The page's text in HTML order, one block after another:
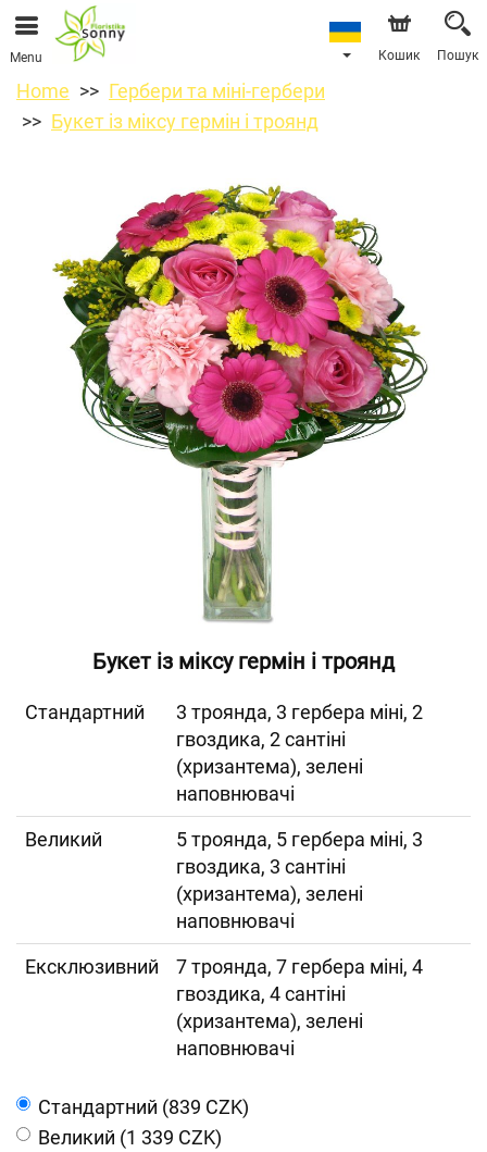
Menu Кошик Пошук
Home
Гербери та міні-гербери
Букет із міксу гермін і троянд
Букет із міксу гермін і троянд
Cтандартний
3 троянда, 3 гербера міні, 2
гвоздика, 2 сантіні
(хризантема), зелені
наповнювачі
Великий
5 троянда, 5 гербера міні, 3
гвоздика, 3 сантіні
(хризантема), зелені
наповнювачі
Ексклюзивний
7 троянда, 7 гербера міні, 4
гвоздика, 4 сантіні
(хризантема), зелені
наповнювачі
Cтандартний (839 CZK)
Великий (1 339 CZK)